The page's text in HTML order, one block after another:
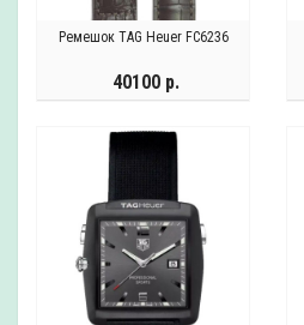
Ремешок TAG Heuer FC6236
40100 р.